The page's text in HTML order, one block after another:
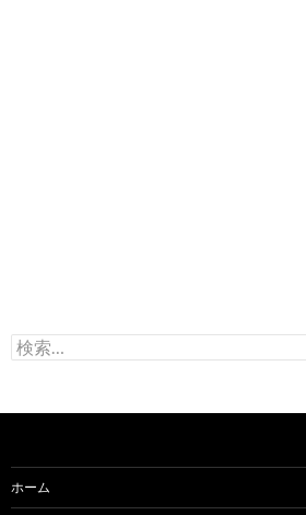
検
索
ホーム